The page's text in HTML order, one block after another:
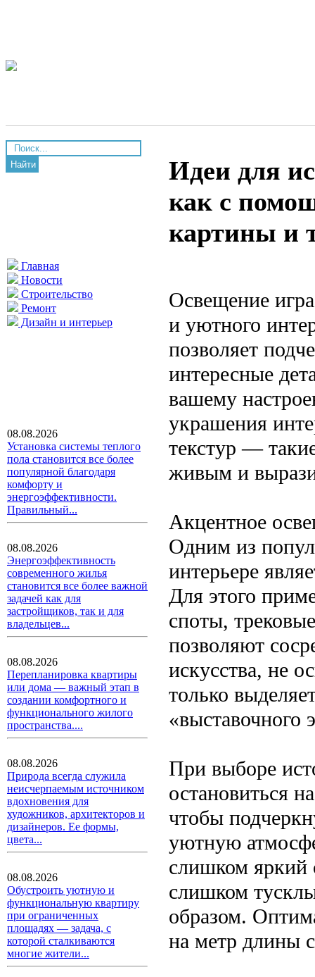
Найти
Главная
Новости
Строительство
Ремонт
Дизайн и интерьер
08.08.2026
Установка системы теплого
пола становится все более
популярной благодаря
комфорту и
энергоэффективности.
Правильный...
08.08.2026
Энергоэффективность
современного жилья
становится все более важной
задачей как для
застройщиков, так и для
владельцев...
08.08.2026
Перепланировка квартиры
или дома — важный этап в
создании комфортного и
функционального жилого
пространства....
08.08.2026
Природа всегда служила
неисчерпаемым источником
вдохновения для
художников, архитекторов и
дизайнеров. Ее формы,
цвета...
08.08.2026
Обустроить уютную и
функциональную квартиру
при ограниченных
площадях — задача, с
которой сталкиваются
многие жители...
Идеи для
как с
картины и
Освещение
и уютного
позволяет
интересные
вашему
украшения
текстур —
живым и
Акцентное
Одним из
интерьере
Для этого
споты,
позволяют
искусства, не
только
«выставочного
При выборе
остановиться
чтобы
уютную
слишком яркий
слишком
образом.
на метр длины